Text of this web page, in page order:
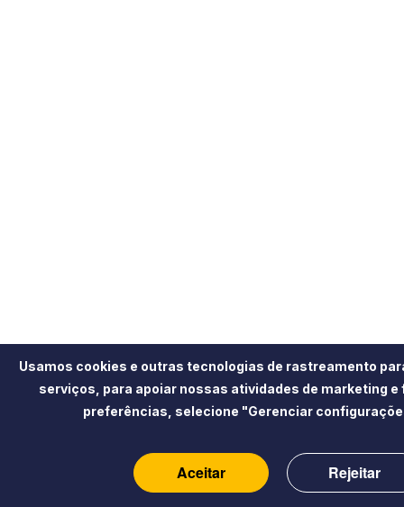
Usamos cookies e outras tecnologias de rastreamento
serviços, para apoiar nossas atividades de marketing
preferências, selecione "Gerenciar
Aceitar Rejeitar